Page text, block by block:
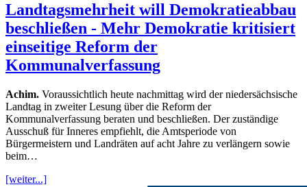
Landtagsmehrheit will Demokratieabbau
beschließen - Mehr Demokratie kritisiert
einseitige Reform der
Kommunalverfassung
Achim. Voraussichtlich heute nachmittag wird der niedersächsische
Landtag in zweiter Lesung über die Reform der
Kommunalverfassung beraten und beschließen. Der zuständige
Ausschuß für Inneres empfiehlt, die Amtsperiode von
Bürgermeistern und Landräten auf acht Jahre zu verlängern sowie
beim…
[weiter...]